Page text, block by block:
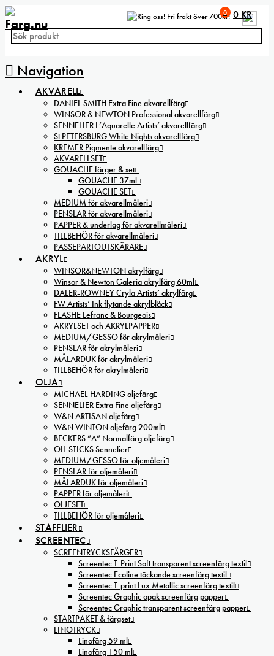
Fri frakt över 700kr!
Navigation
0 0 KR
AKVARELL
DANIEL SMITH Extra Fine akvarellfärg
WINSOR & NEWTON Professional akvarellfärg
SENNELIER L’Aquarelle Artists’ akvarellfärg
St PETERSBURG White Nights akvarellfärg
KREMER Pigmente akvarellfärg
AKVARELLSET
GOUACHE färger & set
GOUACHE 37ml
GOUACHE SET
MEDIUM för akvarellmåleri
PENSLAR för akvarellmåleri
PAPPER & underlag för akvarellmåleri
TILLBEHÖR för akvarellmåleri
PASSEPARTOUTSKÄRARE
AKRYL
WINSOR&NEWTON akrylfärg
Winsor & Newton Galeria akrylfärg 60ml
DALER-ROWNEY Cryla Artists’ akrylfärg
FW Artists’ Ink flytande akrylbläck
FLASHE Lefranc & Bourgeois
AKRYLSET och AKRYLPAPPER
MEDIUM/GESSO för akrylmåleri
PENSLAR för akrylmåleri
MÅLARDUK för akrylmåleri
TILLBEHÖR för akrylmåleri
OLJA
MICHAEL HARDING oljefärg
SENNELIER Extra Fine oljefärg
W&N ARTISAN oljefärg
W&N WINTON oljefärg 200ml
BECKERS ”A” Normalfärg oljefärg
OIL STICKS Sennelier
MEDIUM/GESSO för oljemåleri
PENSLAR för oljemåleri
MÅLARDUK för oljemåleri
PAPPER för oljemåleri
OLJESET
TILLBEHÖR för oljemåleri
STAFFLIER
SCREENTEC
SCREENTRYCKSFÄRGER
Screentec T-Print Soft transparent screenfärg textil
Screentec Ecoline täckande screenfärg textil
Screentec T-print Lux Metallic screenfärg textil
Screentec Graphic opak screenfärg papper
Screentec Graphic transparent screenfärg papper
STARTPAKET & färgset
LINOTRYCK
Linofärg 59 ml
Linofärg 150 ml